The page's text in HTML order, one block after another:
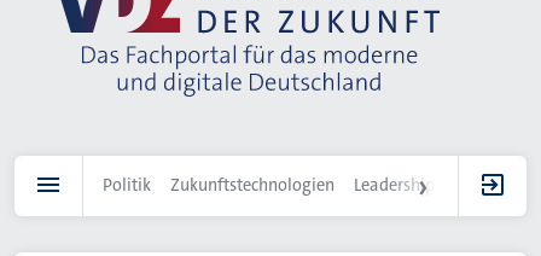
Politik Zukunftstechnologien Leadership IT-